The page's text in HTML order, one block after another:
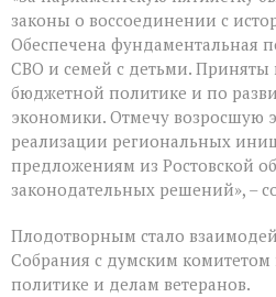
законы о воссоединении с
Обеспечена фундаментальная
СВО и семей с детьми.
бюджетной политике и по
экономики. Отмечу возросшую
реализации региональных
предложениям из Ростовской
законодательных решений», –
Плодотворным стало
Собрания с думским комитетом
политике и делам ветеранов.